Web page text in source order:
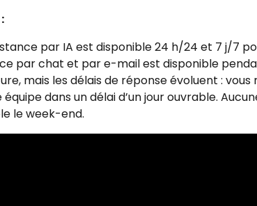
par IA est disponible 24 h/24 et 7 j/7
par chat et par e-mail est disponible
mais les délais de réponse évoluent :
dans un délai d’un jour ouvrable.
le week-end.